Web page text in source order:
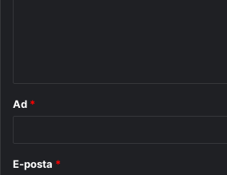
Ad *
E-posta *